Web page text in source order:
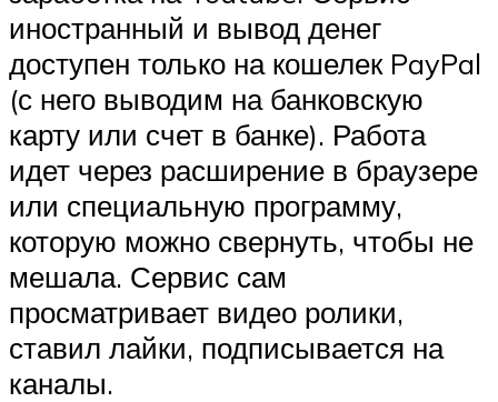
иностранный и вывод денег
доступен только на кошелек PayPal
(с него выводим на банковскую
карту или счет в банке). Работа
идет через расширение в браузере
или специальную программу,
которую можно свернуть, чтобы не
мешала. Сервис сам
просматривает видео ролики,
ставил лайки, подписывается на
каналы.